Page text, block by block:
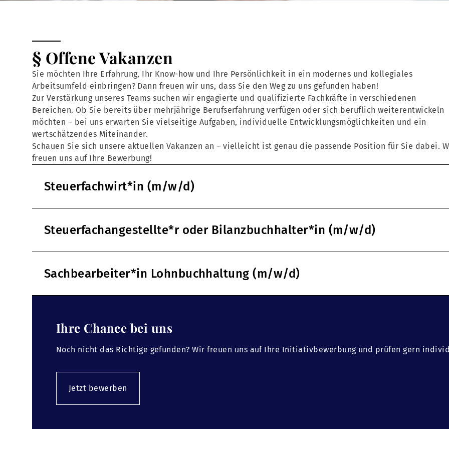
§ Offene Vakanzen
Sie möchten Ihre Erfahrung, Ihr Know-how und Ihre Persönlichkeit in ein modernes und kollegiales
Arbeitsumfeld einbringen? Dann freuen wir uns, dass Sie den Weg zu uns gefunden haben!
Zur Verstärkung unseres Teams suchen wir engagierte und qualifizierte Fachkräfte in verschiedenen
Bereichen. Ob Sie bereits über mehrjährige Berufserfahrung verfügen oder sich beruflich weiterentwickeln
möchten – bei uns erwarten Sie vielseitige Aufgaben, individuelle Entwicklungsmöglichkeiten und ein
wertschätzendes Miteinander.
Schauen Sie sich unsere aktuellen Vakanzen an – vielleicht ist genau die passende Position für Sie dabei.
freuen uns auf Ihre Bewerbung!
Steuerfachwirt*in (m/w/d)
Steuerfachangestellte*r oder Bilanzbuchhalter*in (m/w/d)
Sachbearbeiter*in Lohnbuchhaltung (m/w/d)
Ihre Chance bei uns
Noch nicht das Richtige gefunden? Wir freuen uns auf Ihre Initiativbewerbung und prüfen gern
Jetzt bewerben